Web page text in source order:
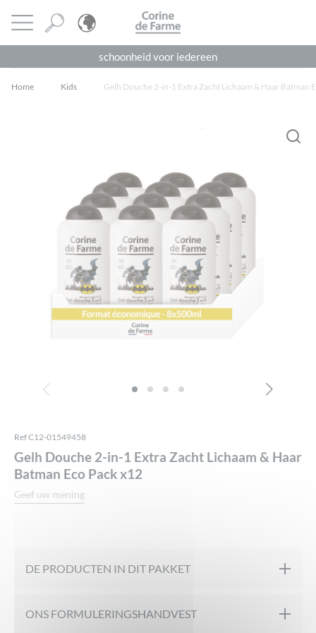
Menu openen CORINE DE FARME
schoonheid voor iedereen
Home Kids Gelh Douche 2-in-1 Extra Zacht Lichaam & Haar Batman
Ref C12-01549458
Gelh Douche 2-in-1 Extra Zacht Lichaam & Haar
Batman Eco Pack x12
Geef uw mening
DE PRODUCTEN IN DIT PAKKET
ONS FORMULERINGSHANDVEST